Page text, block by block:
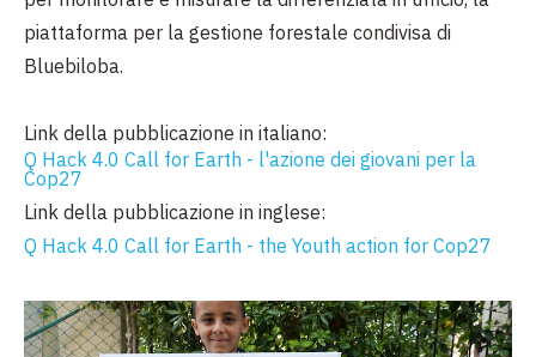
piattaforma per la gestione forestale condivisa di
Bluebiloba.
Link della pubblicazione in italiano:
Q Hack 4.0 Call for Earth - l'azione dei giovani per la
Cop27
Link della pubblicazione in inglese:
Q Hack 4.0 Call for Earth - the Youth action for Cop27